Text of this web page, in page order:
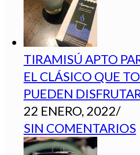
TIRAMISÚ APTO
EL CLÁSICO QUE
PUEDEN
22 ENERO, 2022/
SIN COMENTARIOS